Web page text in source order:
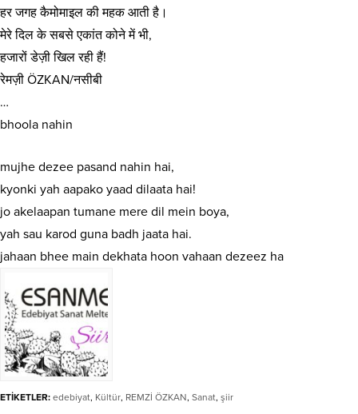
हर जगह कैमोमाइल की महक आती है।
मेरे दिल के सबसे एकांत कोने में भी,
हजारों डेज़ी खिल रही हैं!
रेमज़ी ÖZKAN/नसीबी
…
bhoola nahin
mujhe dezee pasand nahin hai,
kyonki yah aapako yaad dilaata hai!
jo akelaapan tumane mere dil mein boya,
yah sau karod guna badh jaata hai.
jahaan bhee main dekhata hoon vahaan dezeez ha
ETİKETLER: edebiyat, Kültür, REMZİ ÖZKAN, Sanat, şiir